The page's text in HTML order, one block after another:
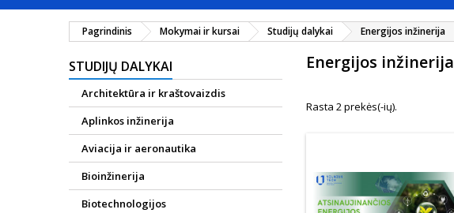
Pagrindinis Mokymai ir kursai Studijų dalykai Energijos inžinerija
STUDIJŲ DALYKAI
Architektūra ir kraštovaizdis
Aplinkos inžinerija
Aviacija ir aeronautika
Bioinžinerija
Biotechnologijos
Energijos inžinerija
Rasta 2 prekės(-ių).